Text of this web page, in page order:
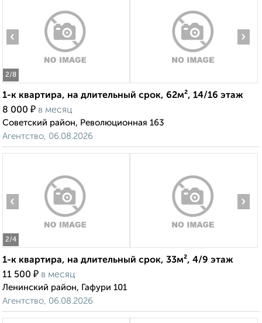
2/8
‹ ›
1-к квартира, на длительный срок, 62м², 14/16 этаж
8 000 ₽ в месяц
Советский район, Революционная 163
Агентство, 06.08.2026
2/4
‹ ›
1-к квартира, на длительный срок, 33м², 4/9 этаж
11 500 ₽ в месяц
Ленинский район, Гафури 101
Агентство, 06.08.2026